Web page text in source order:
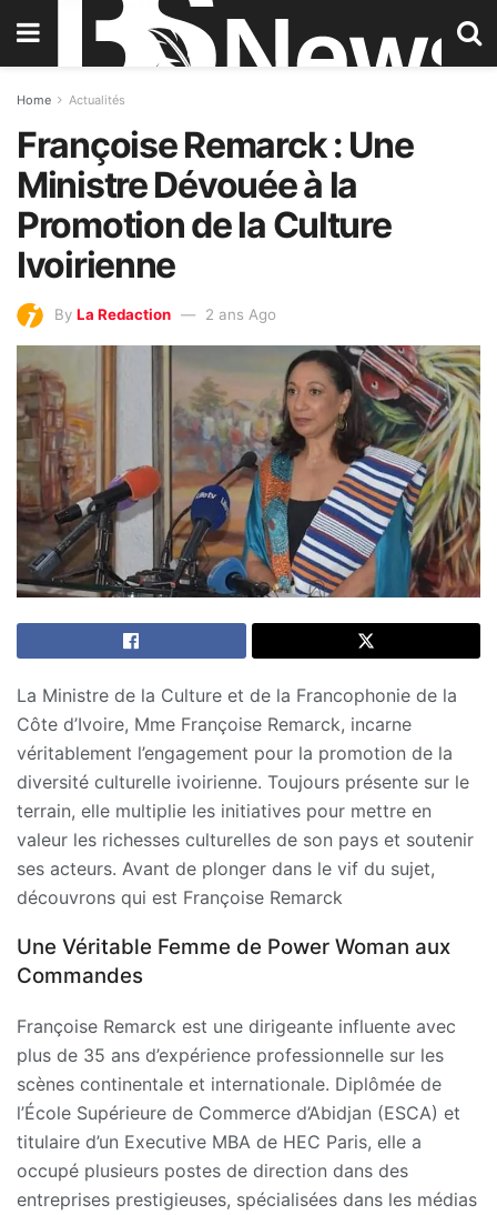
Home Actualités
Françoise Remarck : Une
Ministre Dévouée à la
Promotion de la Culture
Ivoirienne
By La Redaction 2 ans Ago
La Ministre de la Culture et de la Francophonie de la
Côte d’Ivoire, Mme Françoise Remarck, incarne
véritablement l’engagement pour la promotion de la
diversité culturelle ivoirienne. Toujours présente sur le
terrain, elle multiplie les initiatives pour mettre en
valeur les richesses culturelles de son pays et soutenir
ses acteurs. Avant de plonger dans le vif du sujet,
découvrons qui est Françoise Remarck
Une Véritable Femme de Power Woman aux
Commandes
Françoise Remarck est une dirigeante influente avec
plus de 35 ans d’expérience professionnelle sur les
scènes continentale et internationale. Diplômée de
l’École Supérieure de Commerce d’Abidjan (ESCA) et
titulaire d’un Executive MBA de HEC Paris, elle a
occupé plusieurs postes de direction dans des
entreprises prestigieuses, spécialisées dans les médias